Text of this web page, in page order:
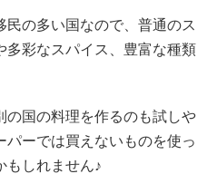
の多い国なので、普通のス
多彩なスパイス、豊富な種類
の国の料理を作るのも試しや
ーでは買えないものを使っ
もしれません♪